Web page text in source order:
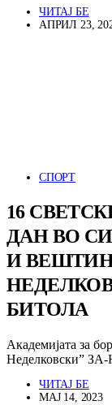
ЧИТАЈ БЕ
АПРИЛ 23,
СПОРТ
16
ДАН ВО
И
БИТОЛА
Академијата за
Неделковски”
ЧИТАЈ БЕ
МАЈ 14, 2023